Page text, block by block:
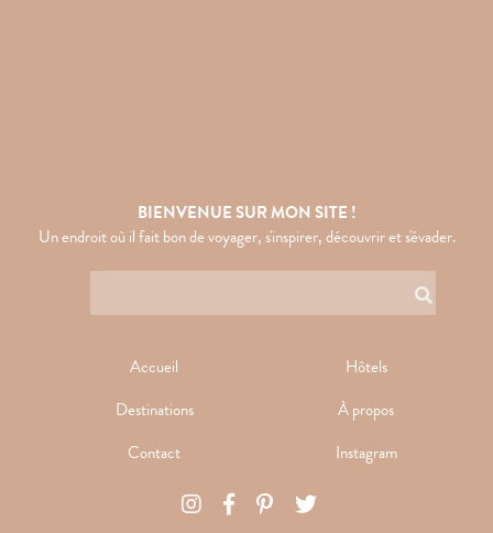
BIENVENUE SUR MON SITE !
Un endroit où il fait bon de voyager, s'inspirer, découvrir et s'évader.
Accueil
Hôtels
Destinations
À propos
Contact
Instagram